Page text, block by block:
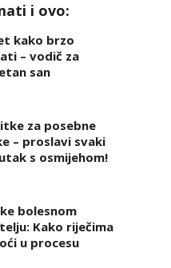
i ovo:
kako brzo
– vodič za
san
za posebne
– proslavi svaki
s osmijehom!
bolesnom
Kako riječima
u procesu